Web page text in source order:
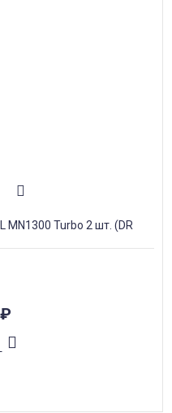
MN1300 Turbo 2 шт. (DR
₽